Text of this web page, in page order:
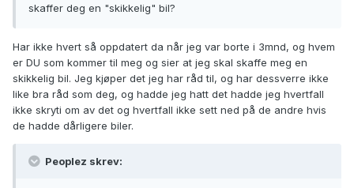
skaffer deg en "skikkelig" bil?
Har ikke hvert så oppdatert da når jeg var borte i 3mnd, og hvem
er DU som kommer til meg og sier at jeg skal skaffe meg en
skikkelig bil. Jeg kjøper det jeg har råd til, og har dessverre ikke
like bra råd som deg, og hadde jeg hatt det hadde jeg hvertfall
ikke skryti om av det og hvertfall ikke sett ned på de andre hvis
de hadde dårligere biler.
Peoplez skrev: